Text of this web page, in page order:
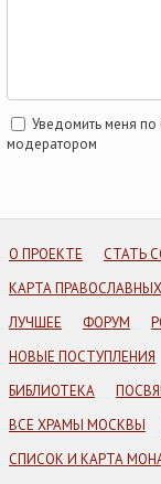
Уведомить меня по
модератором
О ПРОЕКТЕ СТАТЬ
КАРТА
ЛУЧШЕЕ
ФОРУМ
НОВЫЕ ПОСТУПЛЕНИЯ
БИБЛИОТЕКА
ВСЕ ХРАМЫ МОСКВЫ
СПИСОК И КАРТА